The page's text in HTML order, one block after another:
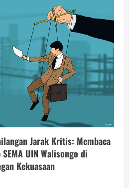
Jarak Kritis: Membaca
UIN Walisongo di
Kekuasaan